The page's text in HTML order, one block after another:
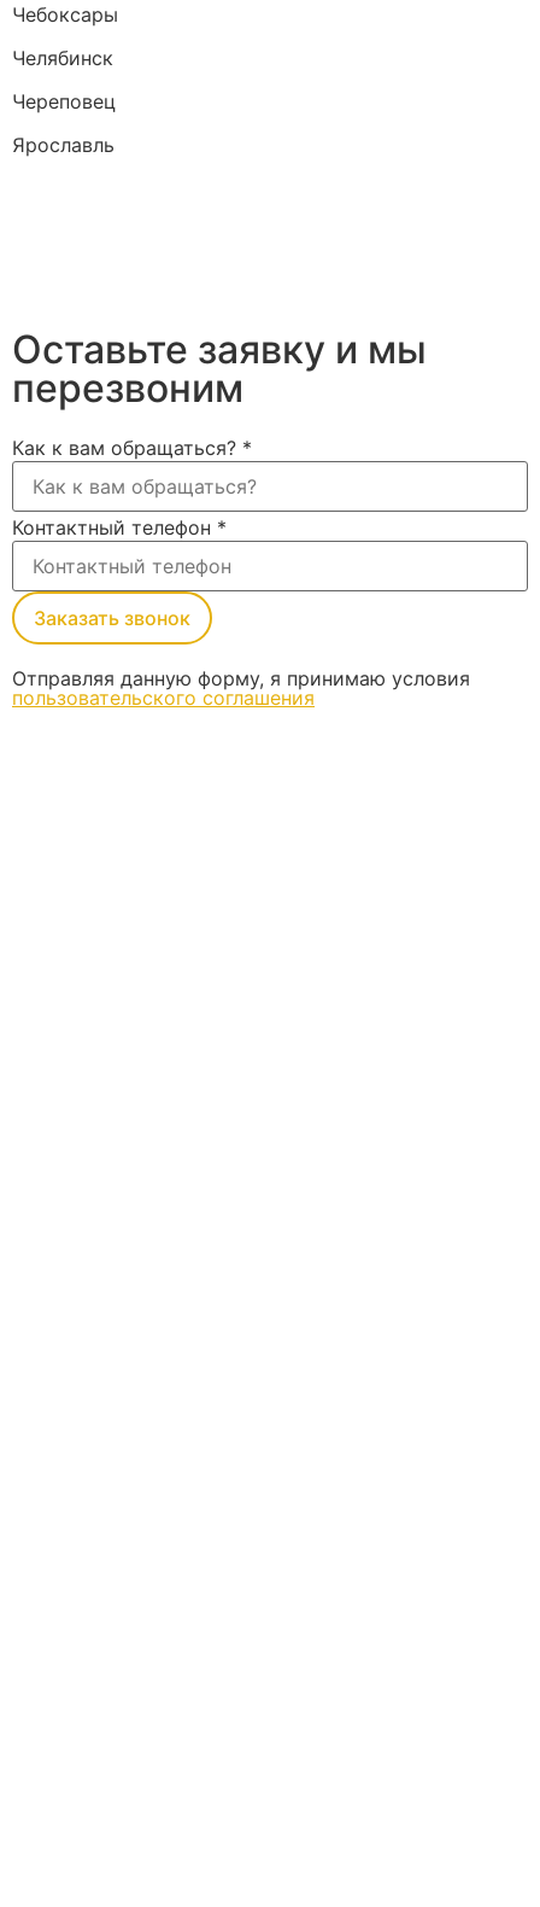
Чебоксары
Челябинск
Череповец
Ярославль
Оставьте заявку и мы
перезвоним
Как к вам обращаться? *
Контактный телефон *
Заказать звонок
Отправляя данную форму, я принимаю условия
пользовательского соглашения